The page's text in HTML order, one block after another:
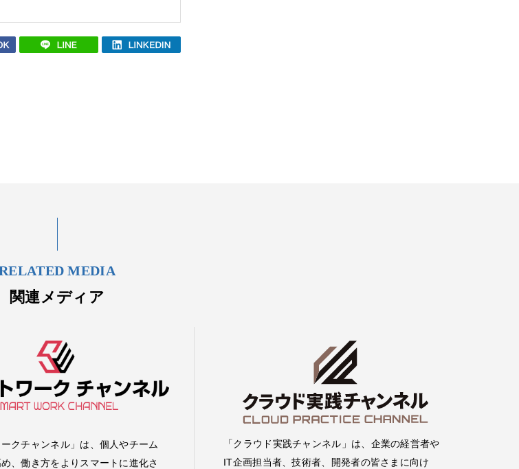
MEDIA
関連メディア
ークチャンネル」は、個人やチーム
、働き方をよりスマートに進化さ
「クラウド実践チャンネル」は、企業の経営者や
IT企画担当者、技術者、開発者の皆さまに向け